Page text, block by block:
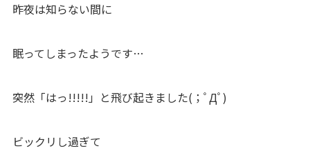
昨夜は知らない間に
眠ってしまったようです…
突然「はっ!!!!!」と飛び起きました(；ﾟДﾟ)
ビックリし過ぎて